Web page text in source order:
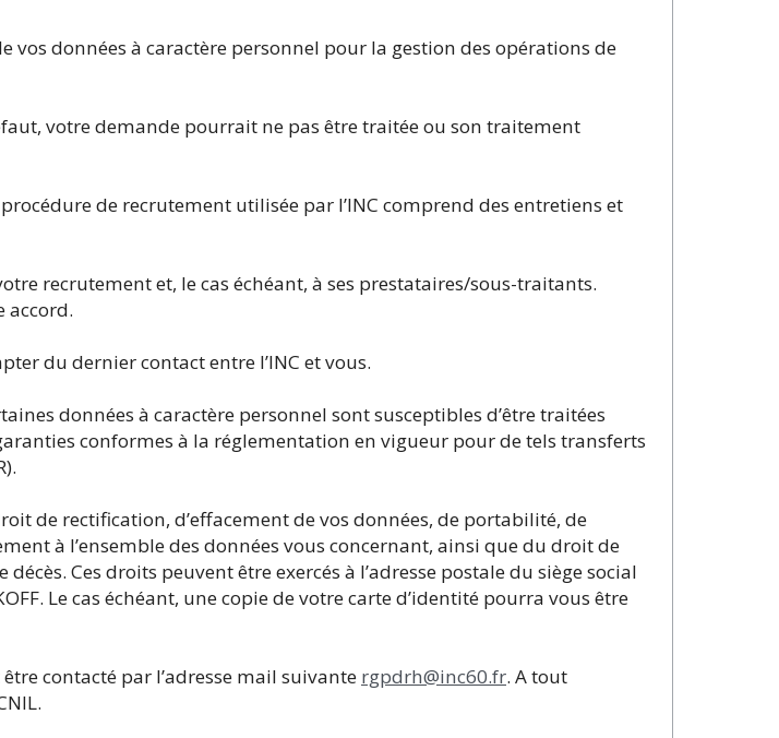
données à caractère personnel pour la gestion des opérations de
votre demande pourrait ne pas être traitée ou son traitement
de recrutement utilisée par l’INC comprend des entretiens et
recrutement et, le cas échéant, à ses prestataires/sous-traitants.
accord.
du dernier contact entre l’INC et vous.
données à caractère personnel sont susceptibles d’être traitées
conformes à la réglementation en vigueur pour de tels transferts
de rectification, d’effacement de vos données, de portabilité, de
à l’ensemble des données vous concernant, ainsi que du droit de
Ces droits peuvent être exercés à l’adresse postale du siège social
Le cas échéant, une copie de votre carte d’identité pourra vous être
contacté par l’adresse mail suivante rgpdrh@inc60.fr. A tout